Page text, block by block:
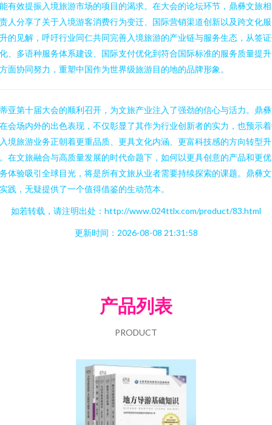
有效提振入境旅游市场的项目的渴求。在大会的论坛环节，鼎彝文旅
人分享了关于入境游客消费行为变迁、国际营销渠道创新以及跨文化
的见解，呼吁行业同仁共同完善入境旅游的产业链与服务生态，从签
、多语种服务体系建设、国际支付优化到符合国际标准的服务质量提
面协同努力，重塑中国作为世界级旅游目的地的品牌形象。
亚第十届大会的顺利召开，为文旅产业注入了强劲的信心与活力。鼎
会场内外的出色表现，不仅彰显了其作为行业创新者的实力，也预示
境旅游业务正朝着更重品质、更具文化内涵、更富科技感的方向转型升
在文旅融合与高质量发展的时代命题下，如何以更具创意的产品和更
体验吸引全球目光，将是所有文旅从业者需要持续探索的课题。鼎彝
践，无疑提供了一个值得借鉴的生动范本。
如若转载，请注明出处：http://www.024ttlx.com/product/83.html
更新时间：2026-08-08 21:31:58
产品列表
PRODUCT